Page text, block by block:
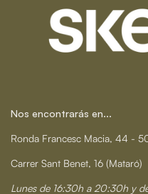
Nos encontrarás en...
Ronda Francesc Macia, 44 -
Carrer Sant Benet, 16 (Mataró)
Lunes de 16:30h a 20:30h y